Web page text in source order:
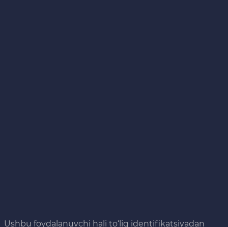
Ushbu foydalanuvchi hali to‘liq identifikatsiyadan